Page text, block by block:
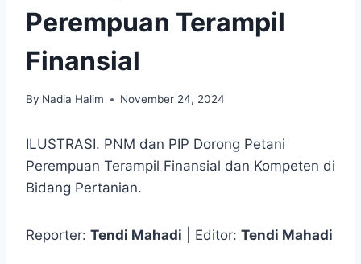
Perempuan Terampil
Finansial
By Nadia Halim November 24, 2024
ILUSTRASI. PNM dan PIP Dorong Petani
Perempuan Terampil Finansial dan Kompeten di
Bidang Pertanian.
Reporter: Tendi Mahadi | Editor: Tendi Mahadi